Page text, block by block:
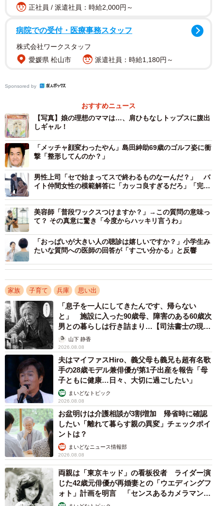
EMIさんはこのイラストを見て、実像とはかけ離れた自分の
EMIさんにお話を聞いた。
2/5
ママはギャル？（EMIさん提供）
ーーこの絵が貼られているのを知った時のご心境は？
EMI：義理の母が LINEで知らせてくれ、想像以上にパリピ
で露出度の高いギャルで、ご近所さんや親しいママさんに
も見られているかもしれないと思うと、面白かった反面、
複雑な気持ちにもなりました。
正社員 / 派遣社員：時給2,000円～
病院での受付・医療事務スタッフ
株式会社ワークスタッフ
愛媛県 松山市
派遣社員：時給1,180円～
Sponsored by
おすすめニュース
【写真】娘の理想のママは…、肩ひもなしトップスに腹出
しギャル！
「メッチャ顔変わったやん」島田紳助69歳のゴルフ姿に衝
撃「整形してんのか？」
男性上司「セで始まってスで終わるものなーんだ？」 バ
イト仲間女性の模範解答に「カッコ良すぎるだろ」「完璧
美容師「普段ワックスつけますか？」→この質問の意味っ
て？ その真意に驚き「今度からハッキリ言うわ」
「おっぱいが大きい人の聴診は嬉しいですか？」小学生み
たいな質問への医師の回答が「すごい分かる」と反響
家族 子育て 兵庫 思い出
「息子を一人にしてきたんです、帰らない
と」 施設に入った90歳母、障害のある60歳次
男との暮らしは行き詰まり…【司法書士の現場
から】山下 静香
2026.08.08
夫はマイファスHiro、義父母も義兄も超有名歌
手の28歳モデル兼俳優が第1子出産を報告「母
子ともに健康…日々、大切に過ごしたい」
まいどなトピック
2026.08.08
お盆明けは介護相談が3割増加 帰省時に確認
したい「離れて暮らす親の異変」チェックポイ
ントは？
まいどなニュース情報部
2026.08.08
両親は「東京キッド」の看板役者 ライダー演
じた42歳元俳優が再婚妻との「ウエディングフ
ォト」計画を明言 「センスあるカメラマン求
む」